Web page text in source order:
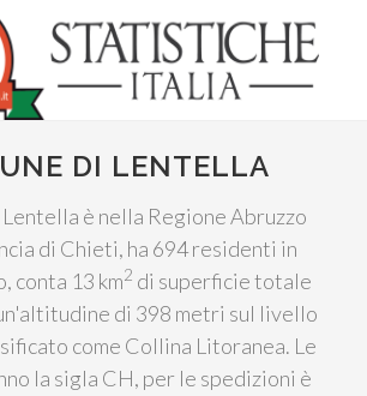
DI LENTELLA
Lentella è nella Regione Abruzzo
di Chieti, ha 694 residenti in
conta 13 km2 di superficie totale
di 398 metri sul livello
come Collina Litoranea. Le
la sigla CH, per le spedizioni è